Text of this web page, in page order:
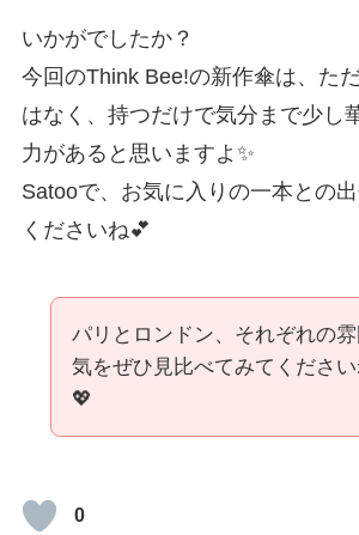
いかがでしたか？
今回のThink Bee!の新作傘は、た
はなく、持つだけで気分まで少し
力があると思いますよ✨
Satooで、お気に入りの一本との
くださいね💕
パリとロンドン、それぞれの雰
気をぜひ見比べてみてくださ
💖
0